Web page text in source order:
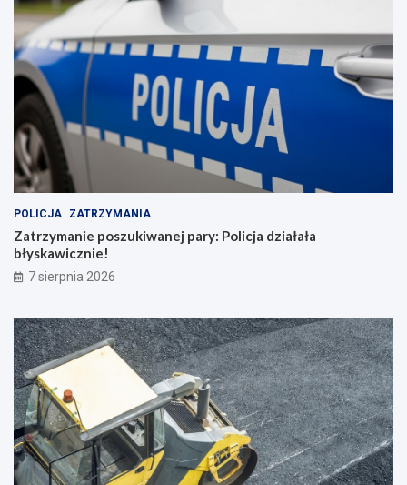
POLICJA ZATRZYMANIA
Zatrzymanie poszukiwanej pary: Policja działała
błyskawicznie!
7 sierpnia 2026